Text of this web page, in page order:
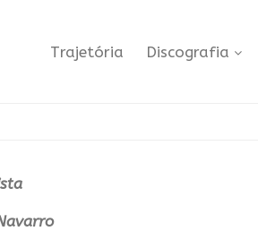
Trajetória Discografia